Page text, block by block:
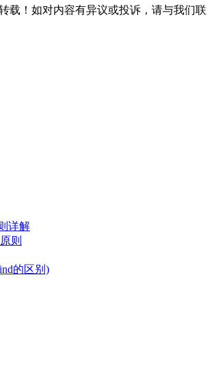
载！如对内容有异议或投诉，请与我们联
详解
则
的区别)